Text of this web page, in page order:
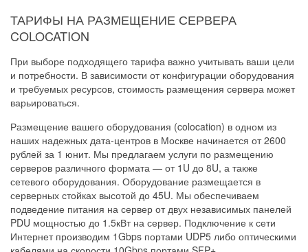
ТАРИФЫ НА РАЗМЕЩЕНИЕ СЕРВЕРА
COLOCATION
При выборе подходящего тарифа важно учитывать ваши цели
и потребности. В зависимости от конфигурации оборудования
и требуемых ресурсов, стоимость размещения сервера может
варьироваться.
Размещение вашего оборудования (colocation) в одном из
наших надежных дата-центров в Москве начинается от 2600
рублей за 1 юнит. Мы предлагаем услуги по размещению
серверов различного формата — от 1U до 8U, а также
сетевого оборудования. Оборудование размещается в
серверных стойках высотой до 45U. Мы обеспечиваем
подведение питания на сервер от двух независимых панелей
PDU мощностью до 1.5кВт на сервер. Подключение к сети
Интернет производим 1Gbps портами UDP5 либо оптическими